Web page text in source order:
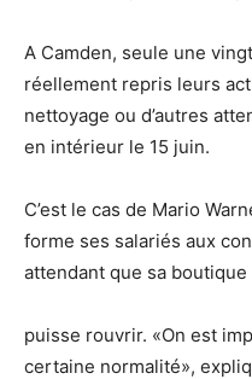
A Camden, seule une
réellement repris leurs
nettoyage ou d’autres
en intérieur le 15 juin.
C’est le cas de Mario
forme ses salariés aux
attendant que sa
puisse rouvrir. «On est
certaine normalité»,